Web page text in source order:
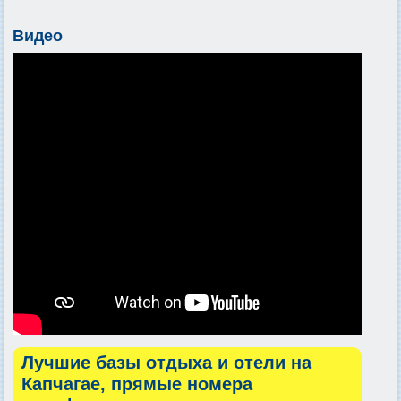
Видео
Лучшие базы отдыха и отели на
Капчагае, прямые номера